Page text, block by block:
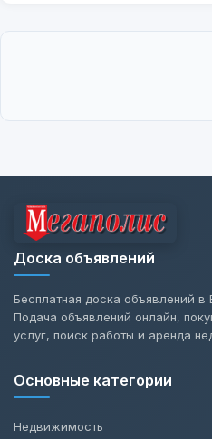
Доска объявлений
Бесплатная доска объявлений в
Подача объявлений онлайн,
услуг, поиск работы и аренда
Основные категории
Недвижимость